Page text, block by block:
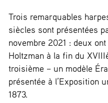
Trois remarquables
siècles sont présentées
novembre 2021 : deux
Holtzman à la fin du
troisième – un modèle
présentée à l’Exposition
1873.